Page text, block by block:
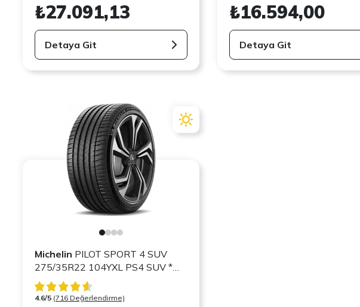
₺27.091,13
Detaya Git
₺16.594,00
Detaya Git
Michelin PILOT SPORT 4 SUV
275/35R22 104YXL PS4 SUV *
FRV
4.6/5 (716 Değerlendirme)